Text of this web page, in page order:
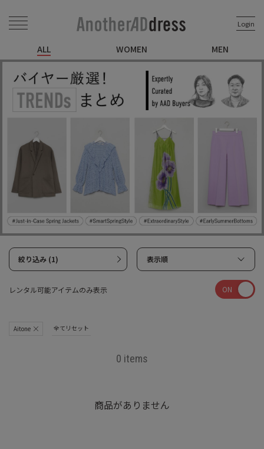
Login
ALL WOMEN MEN
絞り込み (1) 表示順
レンタル可能アイテムのみ表示 ON
Aitone 全てリセット
0 items
商品がありません